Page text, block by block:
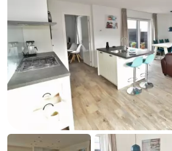
Webcam
Langstraat
Webcam
Strand
Übernachten
Appartements
-